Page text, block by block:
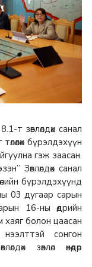
т зөвлөлдөх санал
бүрэлдэхүүн
гэж заасан.
Зөвлөлдөх санал
бүрэлдэхүүнд
03 дугаар сарын
16-ны өдрийн
болон цаасан
сонгон
зөвлөл өнөөдөр